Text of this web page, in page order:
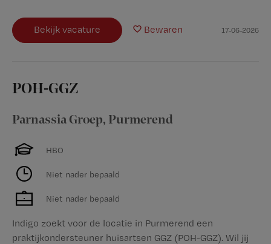
Bekijk vacature Bewaren 17-06-2026
POH-GGZ
Parnassia Groep, Purmerend
HBO
Niet nader bepaald
Niet nader bepaald
Indigo zoekt voor de locatie in Purmerend een
praktijkondersteuner huisartsen GGZ (POH-GGZ). Wil jij